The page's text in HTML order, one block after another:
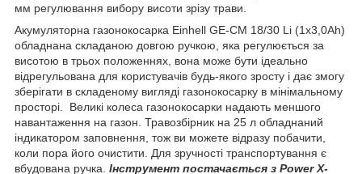
мм регулювання вибору висоти зрізу трави.
Акумуляторна газонокосарка Einhell GE-CM 18/30 Li (1x3,0Ah)
обладнана складаною довгою ручкою, яка регулюється за
висотою в трьох положеннях, вона може бути ідеально
відрегульована для користувачів будь-якого зросту і дає змогу
зберігати в складеному вигляді газонокосарку в мінімальному
просторі. Великі колеса газонокосарки надають меншого
навантаження на газон. Травозбірник на 25 л обладнаний
індикатором заповнення, тож ви можете відразу побачити,
коли пора його очистити. Для зручності транспортування є
вбудована ручка. Інструмент постачається з Power X-